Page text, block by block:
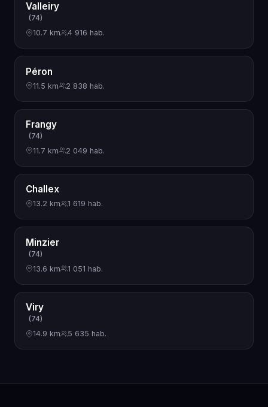
Valleiry
(74)
10.7 km
4 916 hab.
Péron
11.5 km 2 838 hab.
Frangy
(74)
11.7 km
2 049 hab.
Challex
13.2 km 1 619 hab.
Minzier
(74)
13.6 km
1 051 hab.
Viry
(74)
14.9 km
5 635 hab.